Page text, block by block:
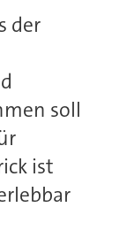
der
soll
ist